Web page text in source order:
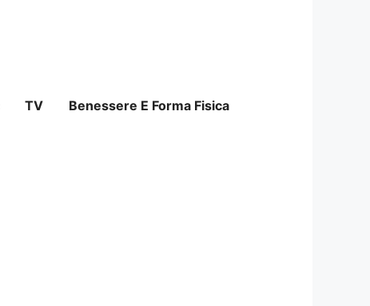
TV Benessere E Forma Fisica